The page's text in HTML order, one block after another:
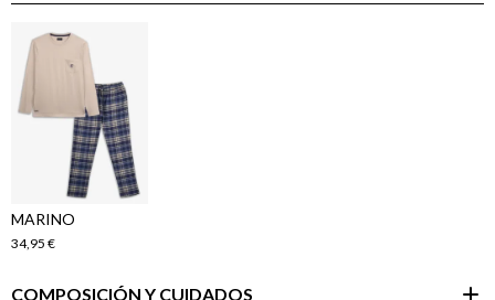
MARINO
34,95 €
COMPOSICIÓN Y CUIDADOS